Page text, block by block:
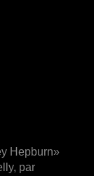
Hepburn»
par